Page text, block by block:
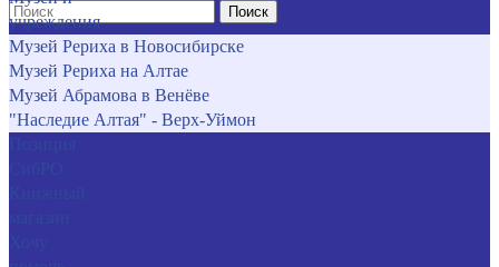
Поиск
учреждения
Музей Рериха в Новосибирске
Музей Рериха на Алтае
Музей Абрамова в Венёве
"Наследие Алтая" - Верх-Уймон